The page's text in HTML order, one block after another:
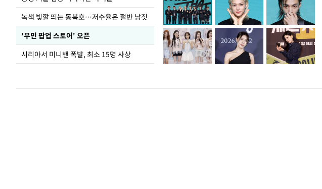
녹색 빛깔 띄는 동복호…저수율은 절반 남짓
'무민 팝업 스토어' 오픈
시리아서 미니밴 폭발, 최소 15명 사상